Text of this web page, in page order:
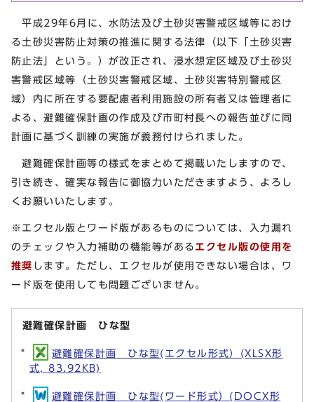
平成29年6月に、水防法及び土砂災害警戒区域等におけ
る土砂災害防止対策の推進に関する法律（以下「土砂災害
防止法」という。）が改正され、浸水想定区域及び土砂災
害警戒区域等（土砂災害警戒区域、土砂災害特別警戒区
域）内に所在する要配慮者利用施設の所有者又は管理者に
よる、避難確保計画の作成及び市町村長への報告並びに同
計画に基づく訓練の実施が義務付けられました。
避難確保計画等の様式をまとめて掲載いたしますので、
引き続き、確実な報告に御協力いただきますよう、よろし
くお願いいたします。
※エクセル版とワード版があるものについては、入力漏れ
のチェックや入力補助の機能等がある エクセル版の使用を
推奨 します。ただし、エクセルが使用できない場合は、ワ
ード版を使用しても問題ございません。
避難確保計画 ひな型
避難確保計画 ひな型(エクセル形式）(XLSX形
式, 83.92KB)
避難確保計画 ひな型(ワード形式）(DOCX形